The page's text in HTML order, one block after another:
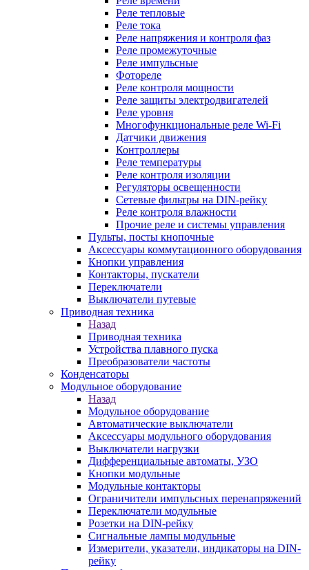
Реле тепловые
Реле тока
Реле напряжения и контроля фаз
Реле промежуточные
Реле импульсные
Фотореле
Реле контроля мощности
Реле защиты электродвигателей
Реле уровня
Многофункциональные реле Wi-Fi
Датчики движения
Контроллеры
Реле температуры
Реле контроля изоляции
Регуляторы освещенности
Сетевые фильтры на DIN-рейку
Реле контроля влажности
Прочие реле и системы управления
Пульты, посты кнопочные
Аксессуары коммутационного оборудования
Кнопки управления
Контакторы, пускатели
Переключатели
Выключатели путевые
Приводная техника
Назад
Приводная техника
Устройства плавного пуска
Преобразователи частоты
Конденсаторы
Модульное оборудование
Назад
Модульное оборудование
Автоматические выключатели
Аксессуары модульного оборудования
Выключатели нагрузки
Дифференциальные автоматы, УЗО
Кнопки модульные
Модульные контакторы
Ограничители импульсных перенапряжений
Переключатели модульные
Розетки на DIN-рейку
Сигнальные лампы модульные
Измерители, указатели, индикаторы на DIN-
рейку